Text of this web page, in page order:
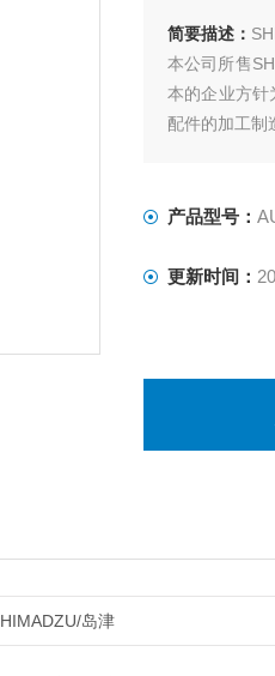
简要描述：
本公司所售
本的企业方针
配件的加工制
产品型号：
更新时间：
岛津